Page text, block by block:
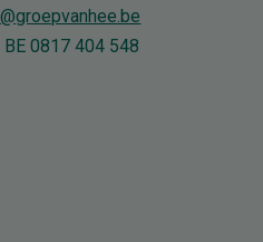
BE 0817 404 548